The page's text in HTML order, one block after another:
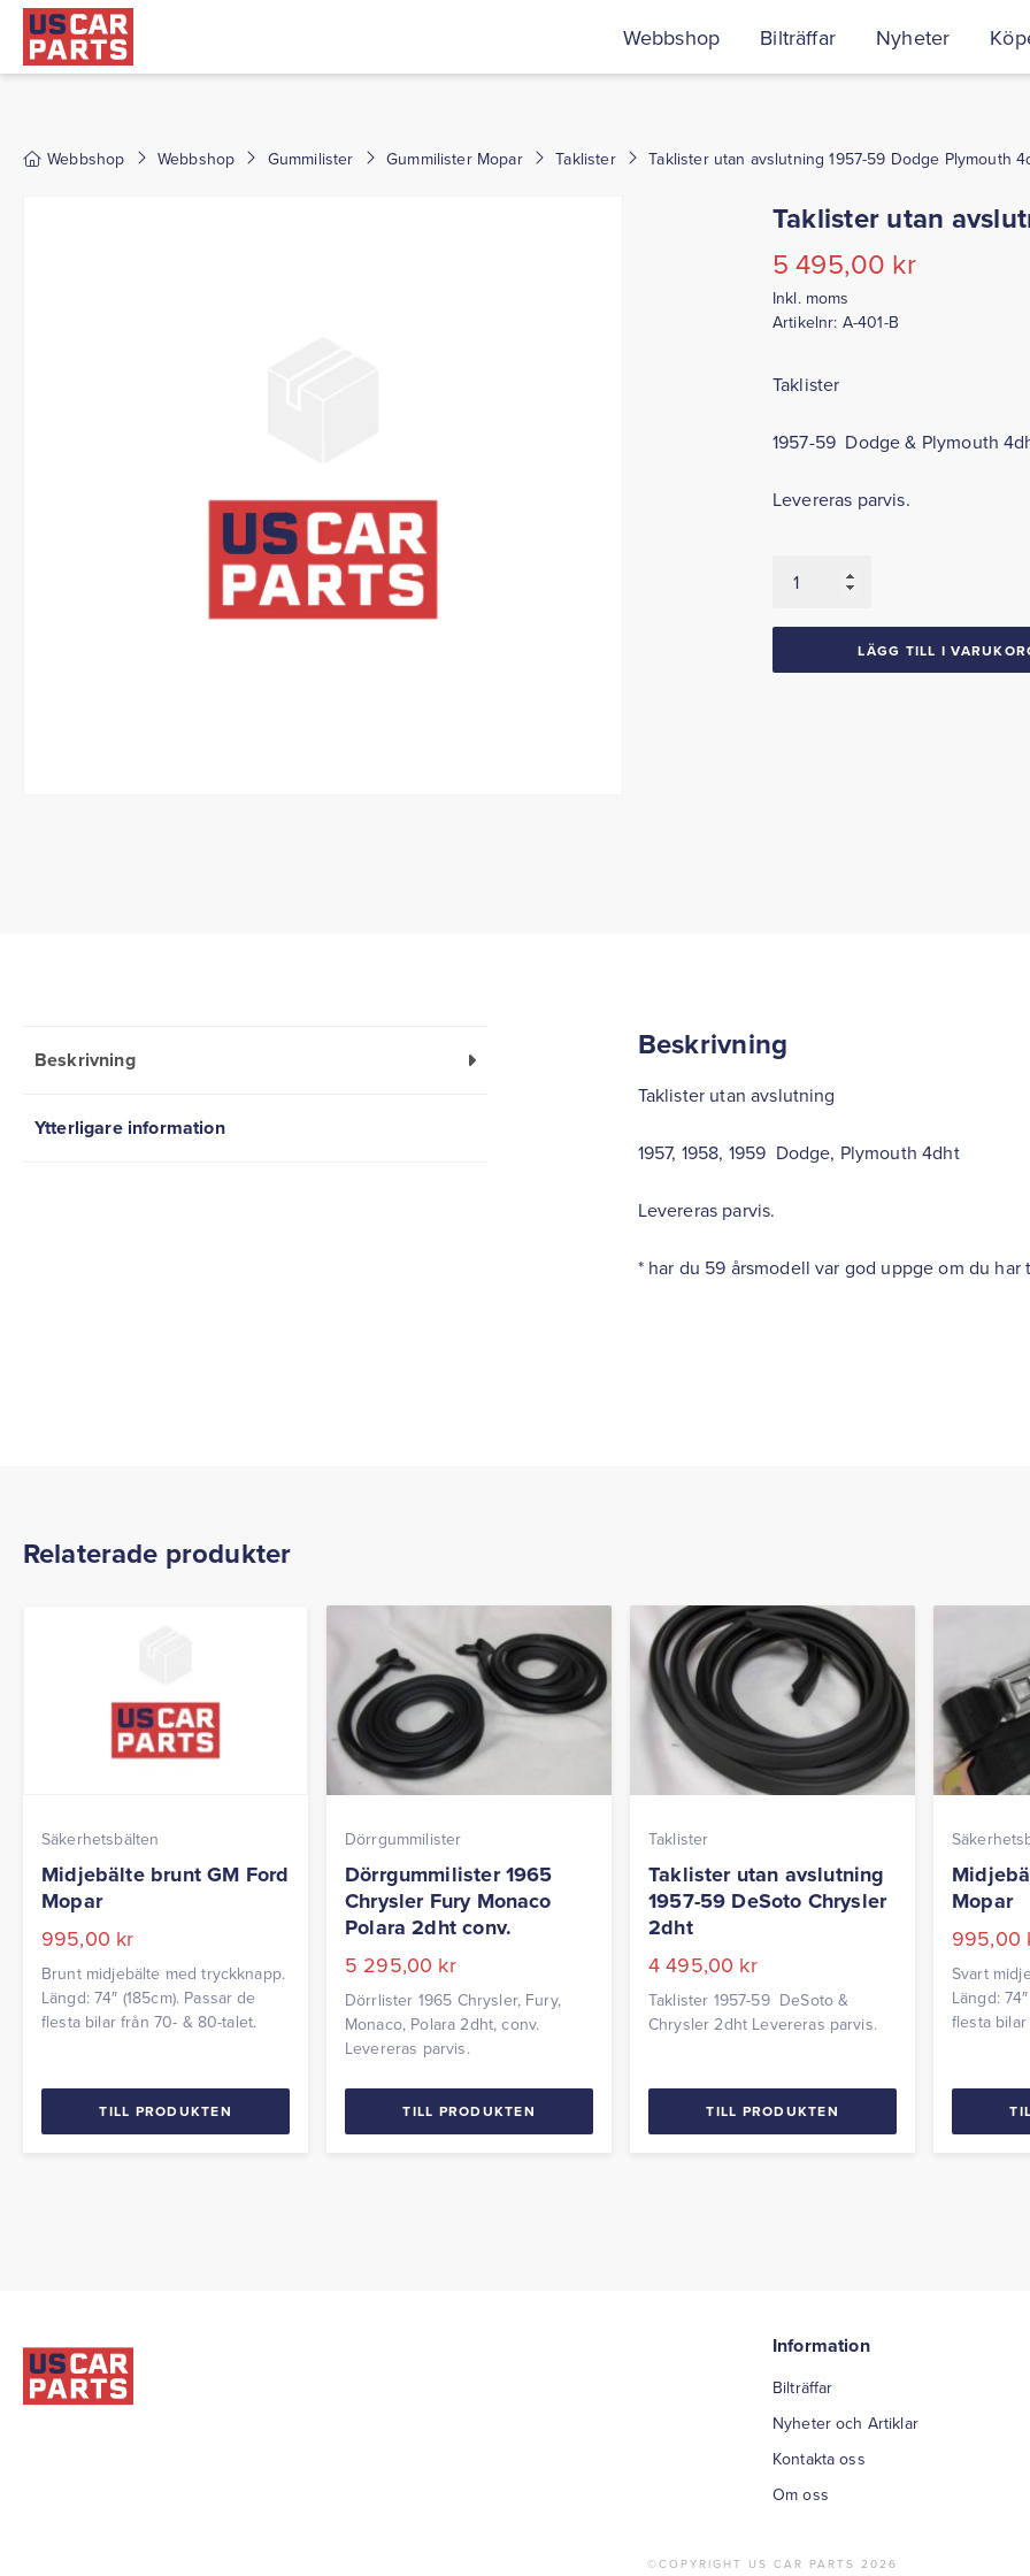
Webbshop Bilträffar Nyheter
Webbshop Webbshop Gummilister Gummilister Mopar Taklister Taklister utan avslutning 1957-59 Dodge Plymouth
Taklister utan
5 495,00 kr
Inkl. moms
Artikelnr: A-401-B
Taklister
1957-59 Dodge & Plymouth
Levereras parvis.
utan
LÄGG TILL I
Beskrivning
Ytterligare information
Beskrivning
Taklister utan avslutning
1957, 1958, 1959 Dodge, Plymouth 4dht
Levereras parvis.
* har du 59 årsmodell var god uppge om du
Relaterade produkter
Säkerhetsbälten
Midjebälte brunt GM Ford
Mopar
995,00 kr
Brunt midjebälte med tryckknapp.
Längd: 74″ (185cm). Passar de
flesta bilar från 70- & 80-talet.
TILL PRODUKTEN
Dörrgummilister
Dörrgummilister 1965
Chrysler Fury Monaco
Polara 2dht conv.
5 295,00 kr
Dörrlister 1965 Chrysler, Fury,
Monaco, Polara 2dht, conv.
Levereras parvis.
TILL PRODUKTEN
Taklister
Taklister utan avslutning
1957-59 DeSoto Chrysler
2dht
4 495,00 kr
Taklister 1957-59 DeSoto &
Chrysler 2dht Levereras parvis.
TILL PRODUKTEN
Mopar
995,00
Svart
Längd:
flesta
Information
Bilträffar
Nyheter och Artiklar
Kontakta oss
Om oss
©COPYRIGHT US CAR PARTS 2026